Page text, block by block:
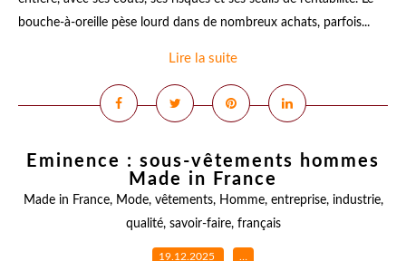
bouche-à-oreille pèse lourd dans de nombreux achats, parfois...
Lire la suite
Eminence : sous-vêtements hommes
Made in France
Made in France, Mode, vêtements, Homme, entreprise, industrie,
qualité, savoir-faire, français
19.12.2025 …